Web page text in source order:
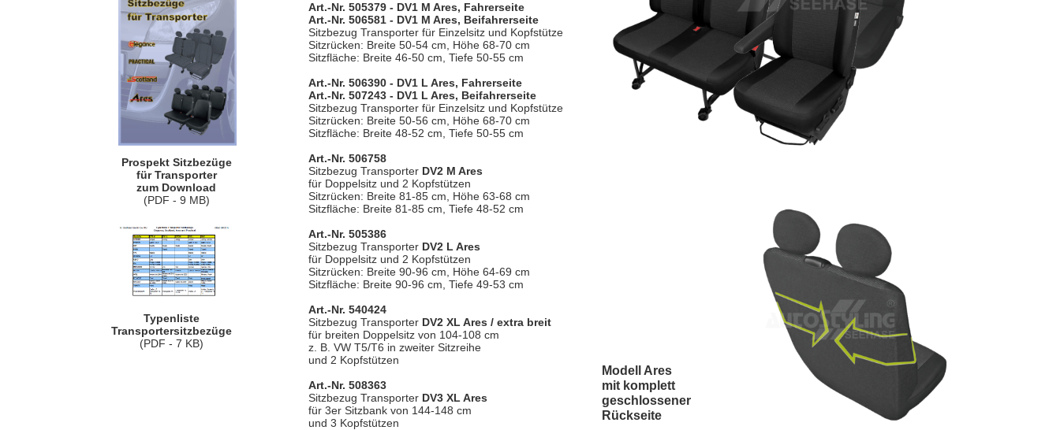
Prospekt Sitzbezüge
für Transporter
zum Download
(PDF - 9 MB)
Typenliste
Transportersitzbezüge
(PDF - 7 KB)
Art.-Nr. 505379 - DV1 M Ares, Fahrerseite
Art.-Nr. 506581 - DV1 M Ares, Beifahrerseite
Sitzbezug Transporter für Einzelsitz und Kopfstütze
Sitzrücken: Breite 50-54 cm, Höhe 68-70 cm
Sitzfläche: Breite 46-50 cm, Tiefe 50-55 cm
Art.-Nr. 506390 - DV1 L Ares, Fahrerseite
Art.-Nr. 507243 - DV1 L Ares, Beifahrerseite
Sitzbezug Transporter für Einzelsitz und Kopfstütze
Sitzrücken: Breite 50-56 cm, Höhe 68-70 cm
Sitzfläche: Breite 48-52 cm, Tiefe 50-55 cm
Art.-Nr. 506758
Sitzbezug Transporter DV2 M Ares
für Doppelsitz und 2 Kopfstützen
Sitzrücken: Breite 81-85 cm, Höhe 63-68 cm
Sitzfläche: Breite 81-85 cm, Tiefe 48-52 cm
Art.-Nr. 505386
Sitzbezug Transporter DV2 L Ares
für Doppelsitz und 2 Kopfstützen
Sitzrücken: Breite 90-96 cm, Höhe 64-69 cm
Sitzfläche: Breite 90-96 cm, Tiefe 49-53 cm
Art.-Nr. 540424
Sitzbezug Transporter DV2 XL Ares / extra breit
für breiten Doppelsitz von 104-108 cm
z. B. VW T5/T6 in zweiter Sitzreihe
und 2 Kopfstützen
Art.-Nr. 508363
Sitzbezug Transporter DV3 XL Ares
für 3er Sitzbank von 144-148 cm
und 3 Kopfstützen
Modell Ares
mit komplett
geschlossener
Rückseite